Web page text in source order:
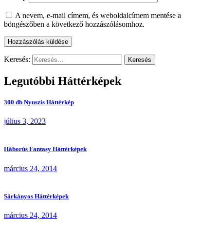
A nevem, e-mail címem, és weboldalcímem mentése a
böngészőben a következő hozzászólásomhoz.
Keresés:
Legutóbbi Háttérképek
300 db Nyuszis Háttérkép
július 3, 2023
Háborús Fantasy Háttérképek
március 24, 2014
Sárkányos Háttérképek
március 24, 2014